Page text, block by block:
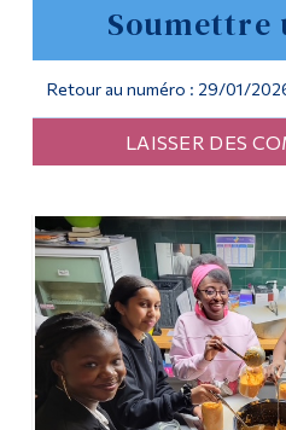
Retour au numéro : 29/01/
LAISSER DES